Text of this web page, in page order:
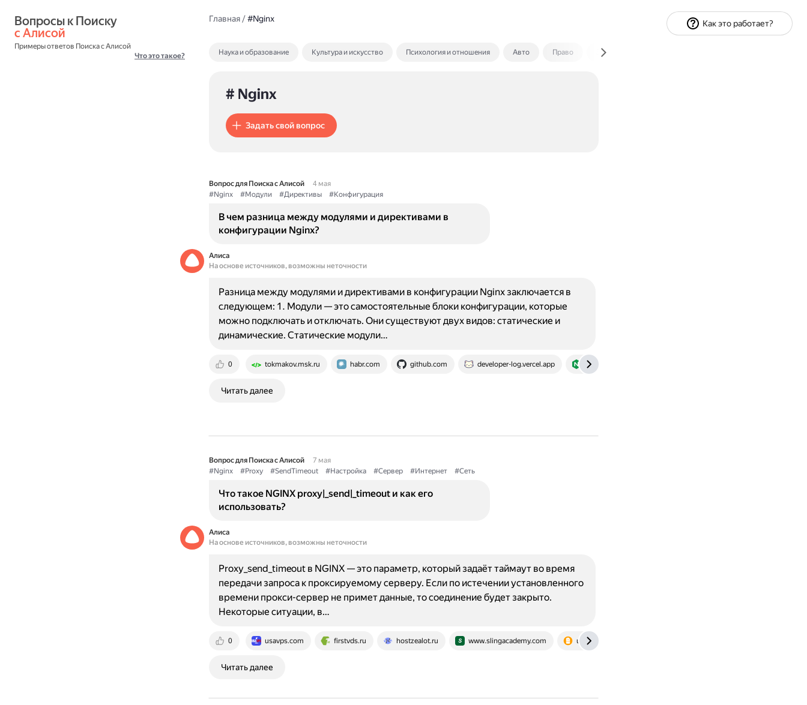
с Алисой
Примеры ответов Поиска с Алисой
Что это такое?
Главная/#Nginx
Наука и образование Культура и искусство Психология и отношения Авто Право Экономика и финансы
# Nginx
Задать свой вопрос
Вопрос для Поиска с Алисой
4 мая
#Nginx
#Модули #Директивы #Конфигурация
В чем разница между модулями и директивами в
конфигурации Nginx?
Алиса
На основе источников, возможны неточности
0 tokmakov.msk.ru habr.com github.com developer-log.vercel.app nginx.org
Разница между модулями и директивами в конфигурации Nginx заключается в
следующем: 1. Модули — это самостоятельные блоки конфигурации, которые
можно подключать и отключать. Они существуют двух видов: статические и
динамические. Статические модули…
Читать далее
Вопрос для Поиска с Алисой
7 мая
#Nginx
#Proxy #SendTimeout #Настройка #Сервер #Интернет #Сеть
Что такое NGINX proxy|_send|_timeout и как его
использовать?
Алиса
На основе источников, возможны неточности
0 usavps.com firstvds.ru hostzealot.ru www.slingacademy.com ubuntuask.com
Proxy_send_timeout в NGINX — это параметр, который задаёт таймаут во время
передачи запроса к проксируемому серверу. Если по истечении установленного
времени прокси-сервер не примет данные, то соединение будет закрыто.
Некоторые ситуации, в…
Читать далее
Как это работает?